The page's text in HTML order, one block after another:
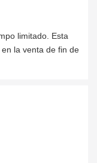
limitado. Esta
la venta de fin de